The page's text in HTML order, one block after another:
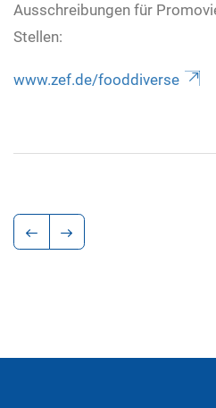
Ausschreibungen für
Stellen:
www.zef.de/fooddiverse